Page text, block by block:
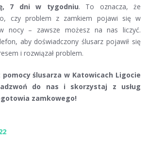
7 dni w tygodniu. To oznacza, że
czy problem z zamkiem pojawi się w
nocy – zawsze możesz na nas liczyć.
aby doświadczony ślusarz pojawił się
i rozwiązał problem.
pomocy ślusarza w Katowicach Ligocie
do nas i skorzystaj z usług
zamkowego!